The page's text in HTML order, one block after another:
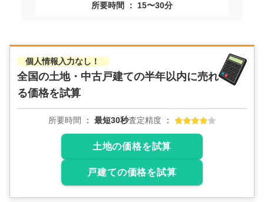
所要時間 15〜30分
個人情報入力なし！
全国の土地・中古戸建ての半年以内に売れ
る価格を試算
所要時間 最短30秒査定精度
土地の価格を試算
戸建ての価格を試算